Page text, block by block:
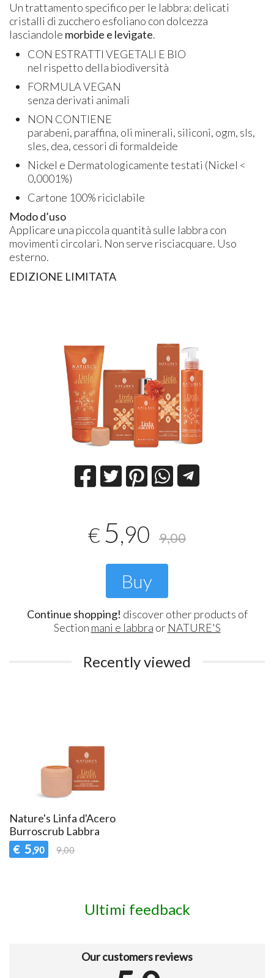
Un trattamento specifico per le labbra: delicati
cristalli di zucchero esfoliano con dolcezza
lasciandole morbide e levigate.
CON ESTRATTI VEGETALI E BIO
nel rispetto della biodiversità
FORMULA VEGAN
senza derivati animali
NON CONTIENE
parabeni, paraffina, oli minerali, siliconi, ogm, sls,
sles, dea, cessori di formaldeide
Nickel e Dermatologicamente testati (Nickel <
0,0001%)
Cartone 100% riciclabile
Modo d’uso
Applicare una piccola quantità sulle labbra con
movimenti circolari. Non serve risciacquare. Uso
esterno.
EDIZIONE LIMITATA
€ 5,90 9,00
Buy
Continue shopping! discover other products of
Section mani e labbra or NATURE'S
Recently viewed
Nature's Linfa d'Acero
Burroscrub Labbra
€ 5,90 9,00
Ultimi feedback
Our customers reviews